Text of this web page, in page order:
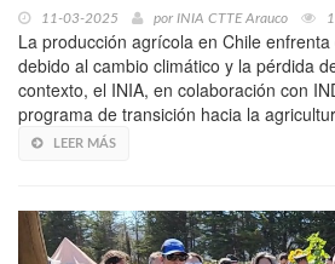
11-03-2025 por INIA CTTE Arauco
La producción agrícola en Chile
debido al cambio climático y la pérdida
contexto, el INIA, en colaboración con
programa de transición hacia la
LEER MÁS